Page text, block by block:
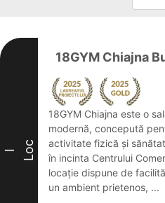
I Loc
18GYM Chiajna
18GYM Chiajna este o
modernă, concepută
activitate fizică și
în incinta Centrului
locație dispune de
un ambient prietenos, ...